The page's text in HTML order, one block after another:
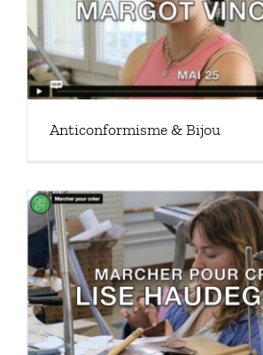
Anticonformisme & Bijou